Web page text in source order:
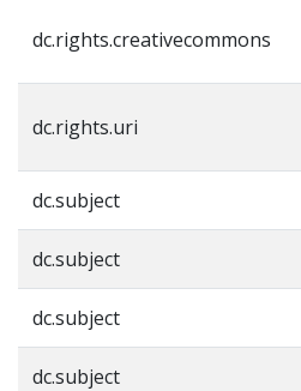
dc.rights.creativecommons
dc.rights.uri
dc.subject
dc.subject
dc.subject
dc.subject